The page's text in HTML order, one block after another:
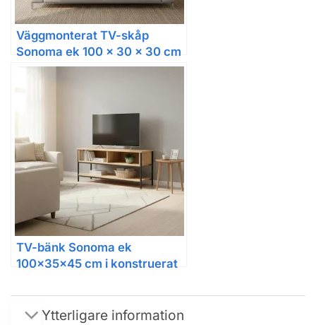
Väggmonterat TV-skåp
Sonoma ek 100 x 30 x 30 cm
i konstruerat trä
TV-bänk Sonoma ek
100x35x45 cm i konstruerat
Ytterligare information